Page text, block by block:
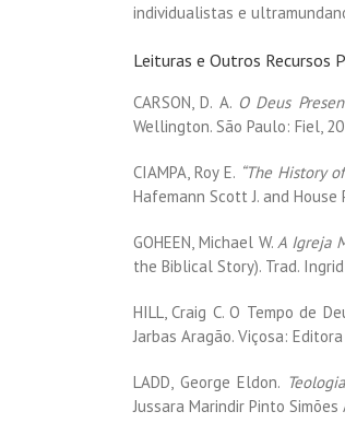
individualistas e
Leituras e Outros Recursos
CARSON, D. A. O Deus
Wellington. São Paulo: Fiel,
CIAMPA, Roy E. “The History
Hafemann Scott J. and House
GOHEEN, Michael W. A Igreja
the Biblical Story). Trad.
HILL, Craig C. O Tempo de
Jarbas Aragão. Viçosa:
LADD, George Eldon.
Jussara Marindir Pinto Simões